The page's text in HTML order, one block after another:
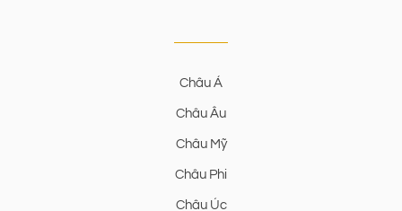
Châu Á
Châu Âu
Châu Mỹ
Châu Phi
Châu Úc